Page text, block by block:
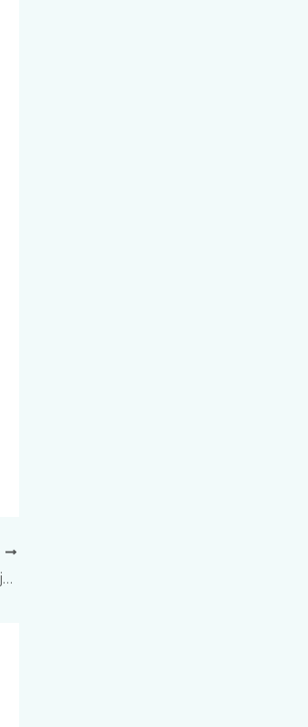
BV trading: zo werkt handeldrijven via een besloten vennootschap